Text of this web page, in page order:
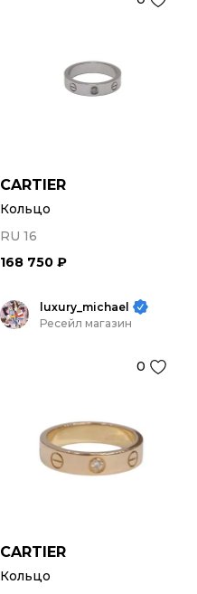
CARTIER
Кольцо
RU 16
168 750 ₽
luxury_michael
Ресейл магазин
0
CARTIER
Кольцо